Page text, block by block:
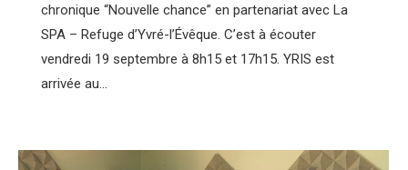
chronique “Nouvelle chance” en partenariat avec La
SPA – Refuge d’Yvré-l’Évêque. C’est à écouter
vendredi 19 septembre à 8h15 et 17h15. YRIS est
arrivée au…